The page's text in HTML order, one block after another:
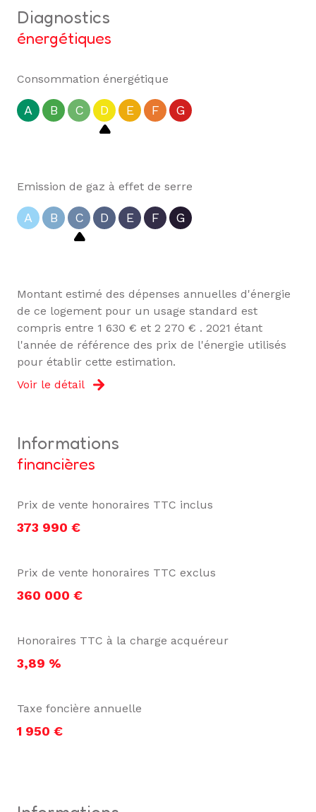
cuisine américaine (équipée)
Chauffage collectif : radiateur (bois)
exposition Sud
5ème étage
ascenseur
vue dégagée
balcon
interphone
diagnostics
énergétiques
Consommation énergétique
A B C D E F G
Emission de gaz à effet de serre
A B C D E F G
Montant estimé des dépenses annuelles d'énergie
de ce logement pour un usage standard est
compris entre 1 630 € et 2 270 € . 2021 étant
l'année de référence des prix de l'énergie utilisés
pour établir cette estimation.
Voir le détail
informations
financières
Prix de vente honoraires TTC inclus
373 990 €
Prix de vente honoraires TTC exclus
360 000 €
Honoraires TTC à la charge acquéreur
3,89 %
Taxe foncière annuelle
1 950 €